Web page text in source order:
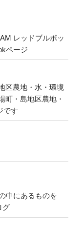
レッドブルボッ
ページ
区農地・水・環境
町・島地区農地・
です
中にあるものを
グ